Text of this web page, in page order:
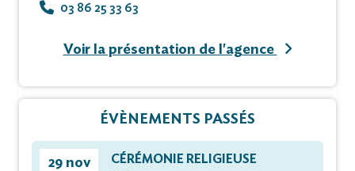
03 86 25 33 63
Voir la présentation de l'agence
ÉVÈNEMENTS PASSÉS
29 nov
CÉRÉMONIE RELIGIEUSE